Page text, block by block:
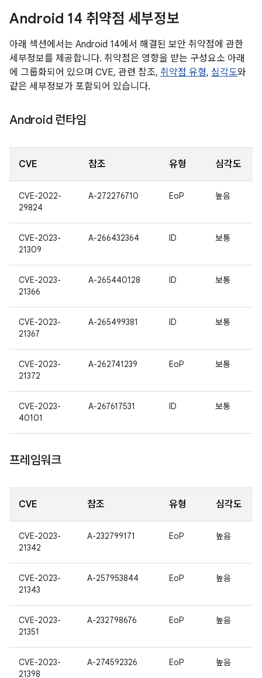
Android 14 취약점 세부정보
아래 섹션에서는 Android 14에서 해결된 보안 취약점에 관한
세부정보를 제공합니다. 취약점은 영향을 받는 구성요소 아래
에 그룹화되어 있으며 CVE, 관련 참조, 취약점 유형, 심각도와
같은 세부정보가 포함되어 있습니다.
Android 런타임
CVE 참조 유형 심각도
CVE-2022-
29824
A-272276710 EoP 높음
CVE-2023-
21309
A-266432364 ID 보통
CVE-2023-
21366
A-265440128 ID 보통
CVE-2023-
21367
A-265499381 ID 보통
CVE-2023-
21372
A-262741239 EoP 보통
CVE-2023-
40101
A-267617531 ID 보통
프레임워크
CVE 참조 유형 심각도
CVE-2023-
21342
A-232799171 EoP 높음
CVE-2023-
21343
A-257953844 EoP 높음
CVE-2023-
21351
A-232798676 EoP 높음
CVE-2023-
21398
A-274592326 EoP 높음